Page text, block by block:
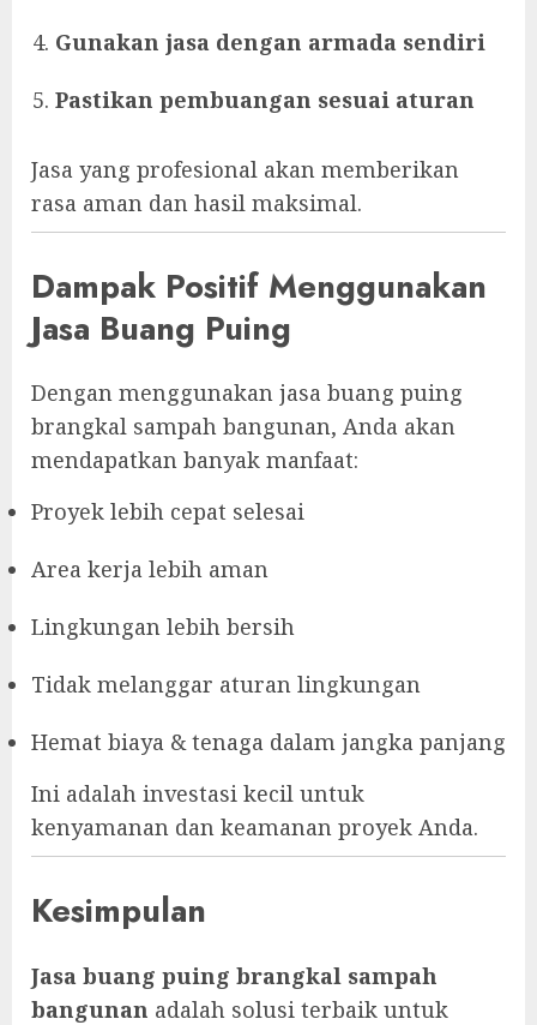
Gunakan jasa dengan armada sendiri
Pastikan pembuangan sesuai aturan
Jasa yang profesional akan memberikan
rasa aman dan hasil maksimal.
Dampak Positif Menggunakan
Jasa Buang Puing
Dengan menggunakan jasa buang puing
brangkal sampah bangunan, Anda akan
mendapatkan banyak manfaat:
Proyek lebih cepat selesai
Area kerja lebih aman
Lingkungan lebih bersih
Tidak melanggar aturan lingkungan
Hemat biaya & tenaga dalam jangka panjang
Ini adalah investasi kecil untuk
kenyamanan dan keamanan proyek Anda.
Kesimpulan
Jasa buang puing brangkal sampah
bangunan adalah solusi terbaik untuk